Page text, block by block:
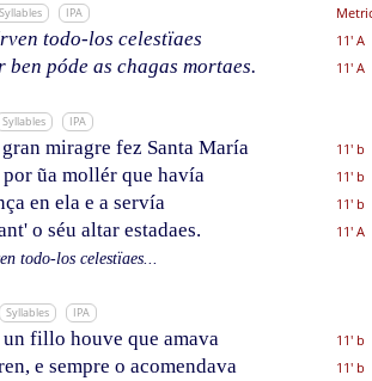
Syllables IPA
todo-los celestïaes
11' A
ben póde as chagas mortaes. 11' A
Syllables IPA
miragre fez Santa María
11' b
por ũa mollér que havía
11' b
en ela e a servía
11' b
o séu altar estadaes.
11' A
todo-los celestïaes...
Syllables IPA
un fillo houve que amava
11' b
e sempre o acomendava
11' b